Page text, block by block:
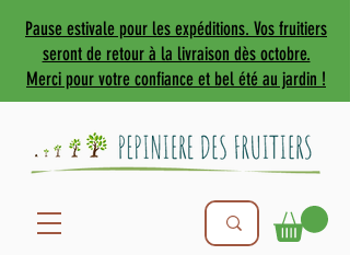
Pause estivale pour les expéditions. Vos fruitiers
seront de retour à la livraison dès octobre.
Merci pour votre confiance et bel été au jardin !